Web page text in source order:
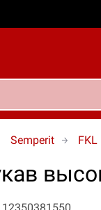
Semperit FKL